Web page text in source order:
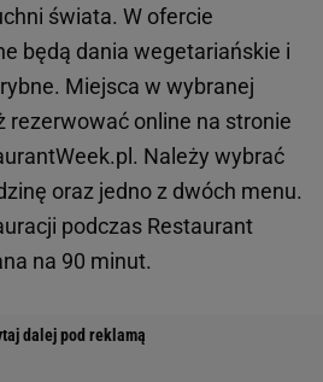
świata. W ofercie
będą dania wegetariańskie i
Miejsca w wybranej
rezerwować online na stronie
Należy wybrać
oraz jedno z dwóch menu.
podczas Restaurant
na 90 minut.